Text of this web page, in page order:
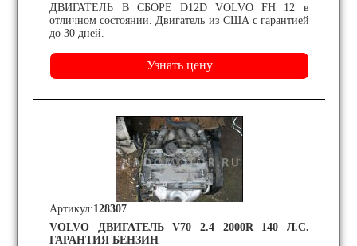
ДВИГАТЕЛЬ В СБОРЕ D12D VOLVO FH 12 в
отличном состоянии. Двигатель из США с гарантией
до 30 дней.
VOLVO ДВИГАТЕЛЬ V70 2.4 2000R 140 Л.С.
ГАРАНТИЯ БЕНЗИН
Артикул:128307